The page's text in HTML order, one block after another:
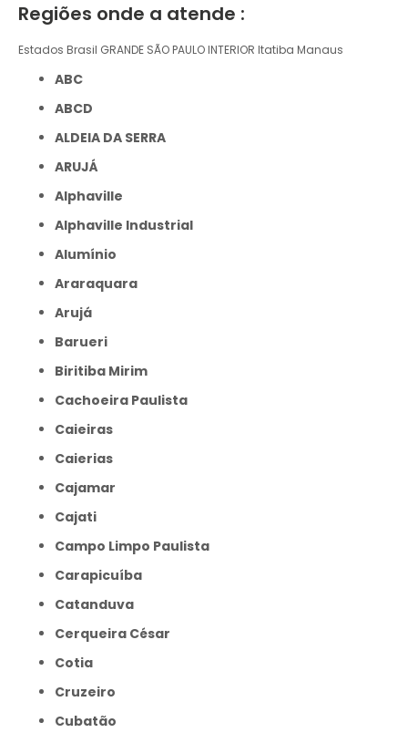
Regiões onde a atende :
Estados Brasil GRANDE SÃO PAULO INTERIOR Itatiba Manaus
ABC
ABCD
ALDEIA DA SERRA
ARUJÁ
Alphaville
Alphaville Industrial
Alumínio
Araraquara
Arujá
Barueri
Biritiba Mirim
Cachoeira Paulista
Caieiras
Caierias
Cajamar
Cajati
Campo Limpo Paulista
Carapicuíba
Catanduva
Cerqueira César
Cotia
Cruzeiro
Cubatão